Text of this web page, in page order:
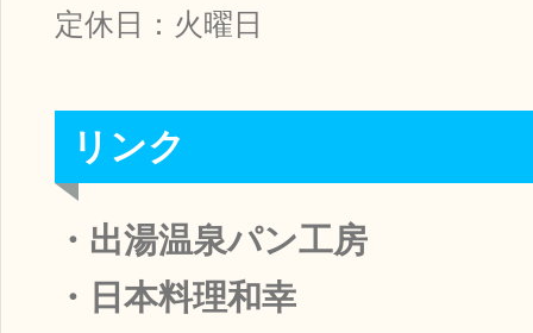
定休日：火曜日
リンク
・出湯温泉パン工房
・日本料理和幸